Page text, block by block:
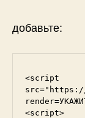
добавьте:
<script
src="https://